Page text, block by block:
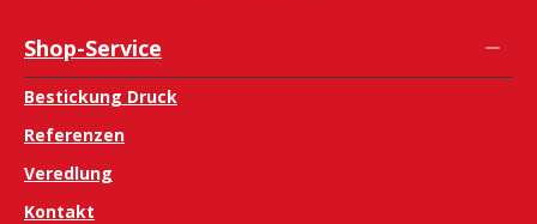
Shop-Service
Bestickung Druck
Referenzen
Veredlung
Kontakt